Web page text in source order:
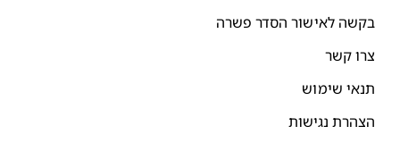
לאישור הסדר פשרה
קשר
שימוש
נגישות